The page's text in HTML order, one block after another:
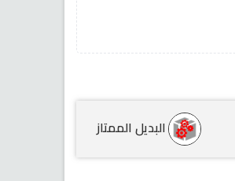
البديل الممتاز